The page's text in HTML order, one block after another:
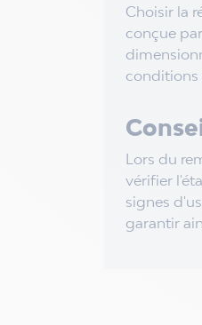
Choisir la
conçue
conditions
Lors du
vérifier
signes
garantir